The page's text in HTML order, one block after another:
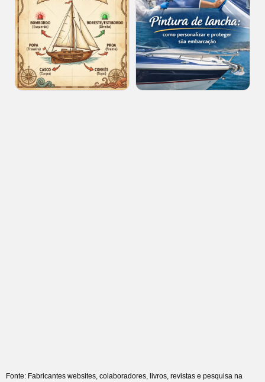
Fonte: Fabricantes websites, colaboradores, livros, revistas e pesquisa na